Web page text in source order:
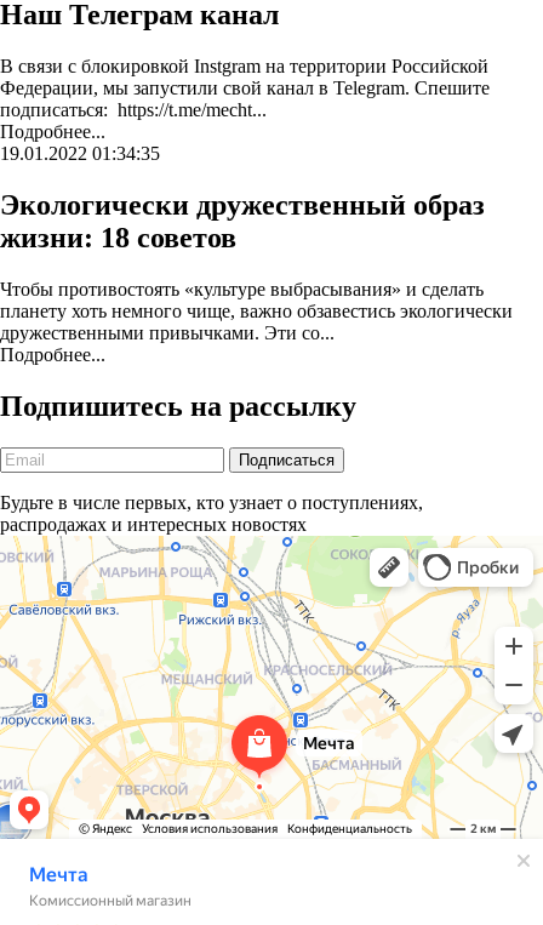
Наш Телеграм канал
В связи с блокировкой Instgram на территории Российской
Федерации, мы запустили свой канал в Telegram. Спешите
подписаться: https://t.me/mecht...
Подробнее...
19.01.2022 01:34:35
Экологически дружественный образ
жизни: 18 советов
Чтобы противостоять «культуре выбрасывания» и сделать
планету хоть немного чище, важно обзавестись экологически
дружественными привычками. Эти со...
Подробнее...
Подпишитесь на рассылку
Будьте в числе первых, кто узнает о поступлениях,
распродажах и интересных новостях